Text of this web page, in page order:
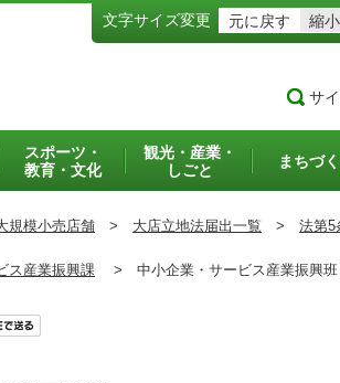
文字サイズ変更 元に戻す 縮小
サ
スポーツ・
教育・文化
観光・産業・
しごと
まちづ
規模小売店舗 > 大店立地法届出一覧 >
法第5
ス産業振興課 > 中小企業・サービス産業振興